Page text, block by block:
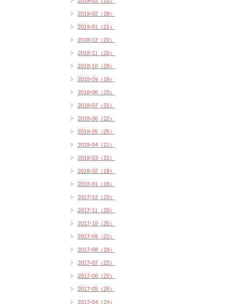
2019-02（18）
2019-01（21）
2018-12（22）
2018-11（20）
2018-10（28）
2018-09（19）
2018-08（23）
2018-07（21）
2018-06（22）
2018-05（25）
2018-04（21）
2018-03（21）
2018-02（19）
2018-01（18）
2017-12（23）
2017-11（20）
2017-10（25）
2017-09（22）
2017-08（19）
2017-07（22）
2017-06（22）
2017-05（25）
2017-04（24）